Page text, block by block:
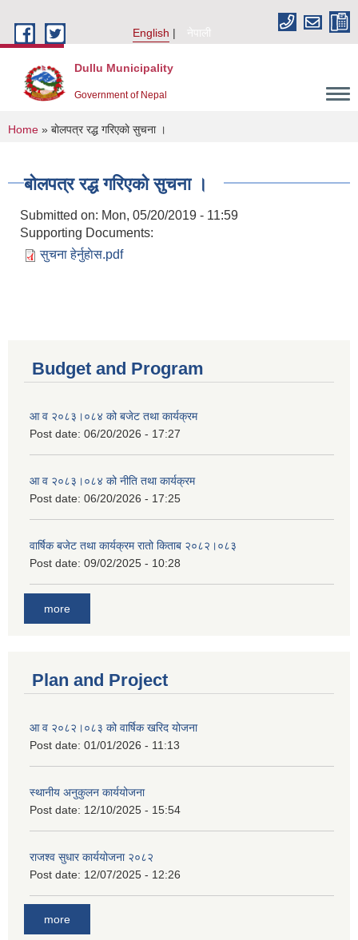
English
नेपाली
Dullu Municipality
Government of Nepal
You are here
Home » बाेलपत्र रद्ध गरिएकाे सुचना ।
बाेलपत्र रद्ध गरिएकाे सुचना ।
Submitted on: Mon, 05/20/2019 - 11:59
Supporting Documents:
सुचना हेर्नुहाेस.pdf
Budget and Program
आ व २०८३।०८४ को बजेट तथा कार्यक्रम
Post date: 06/20/2026 - 17:27
आ व २०८३।०८४ को नीति तथा कार्यक्रम
Post date: 06/20/2026 - 17:25
वार्षिक बजेट तथा कार्यक्रम रातो किताब २०८२।०८३
Post date: 09/02/2025 - 10:28
more
Plan and Project
आ व २०८२।०८३ को वार्षिक खरिद योजना
Post date: 01/01/2026 - 11:13
स्थानीय अनुकुलन कार्ययोजना
Post date: 12/10/2025 - 15:54
राजश्व सुधार कार्ययोजना २०८२
Post date: 12/07/2025 - 12:26
more